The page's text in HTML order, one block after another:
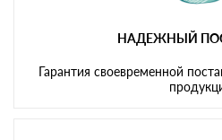
НАДЕЖНЫЙ
Гарантия своевременной